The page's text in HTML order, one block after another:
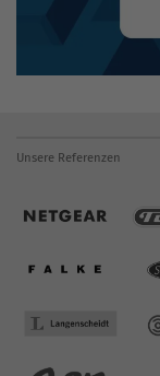
Unsere Referenzen